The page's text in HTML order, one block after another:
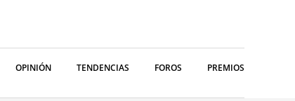
OPINIÓN TENDENCIAS FOROS PREMIOS